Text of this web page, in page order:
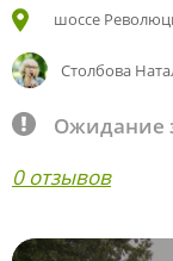
шоссе
Столбова
Ожидание
0 отзывов